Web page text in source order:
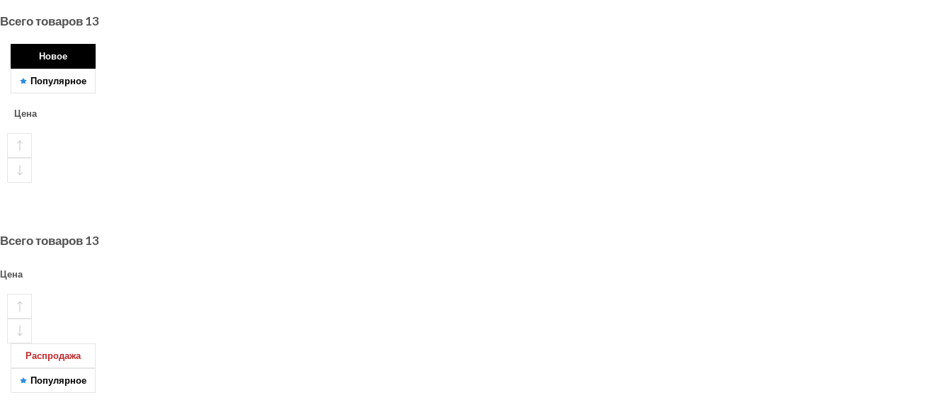
Всего товаров13
Новое
Популярное
Цена
Всего товаров13
Цена
Распродажа
Популярное